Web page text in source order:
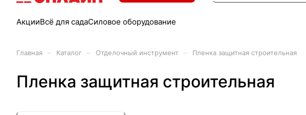
АкцииВсё для садаСиловое оборудование
Главная Каталог Отделочный инструмент Пленка защитная строительная
Пленка защитная строительная